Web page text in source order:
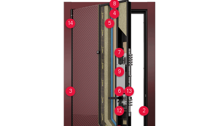
2
3
4
5
6
7
8
9
12
13
14